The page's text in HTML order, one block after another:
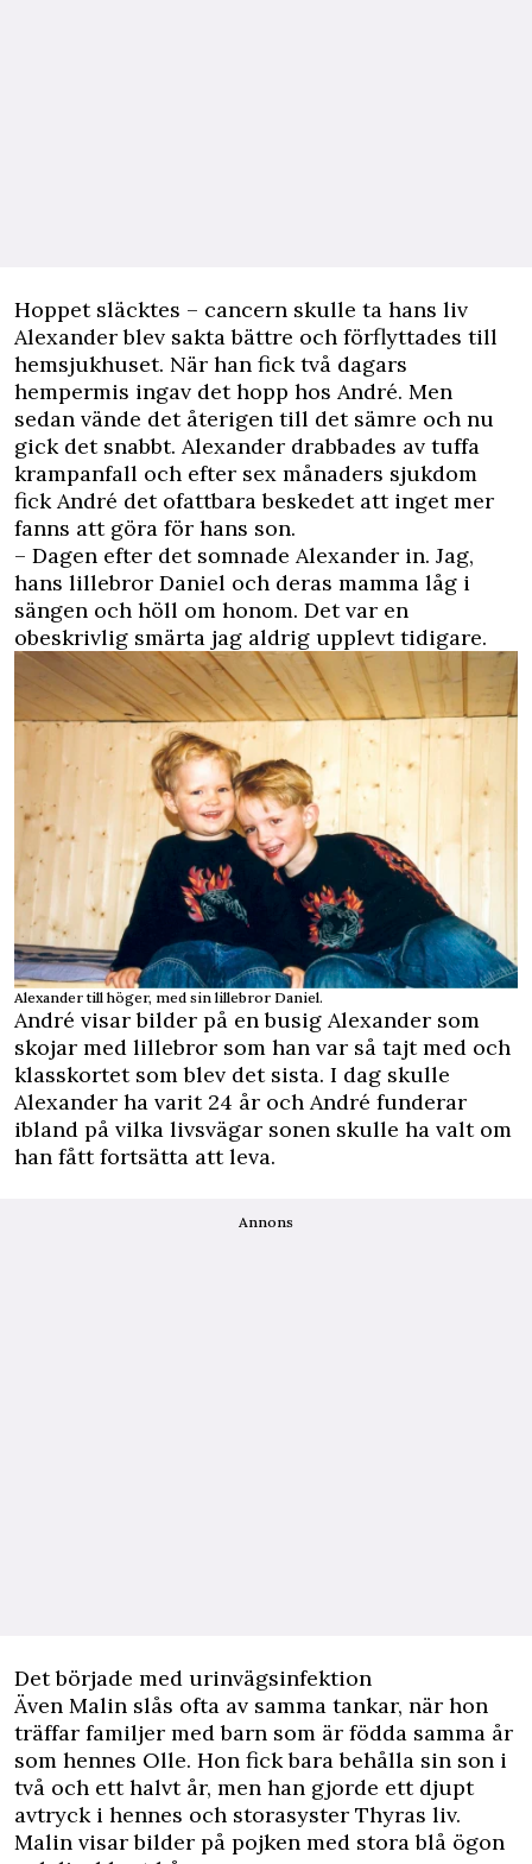
Hoppet släcktes – cancern skulle ta hans liv
Alexander blev sakta bättre och förflyttades till
hemsjukhuset. När han fick två dagars
hempermis ingav det hopp hos André. Men
sedan vände det återigen till det sämre och nu
gick det snabbt. Alexander drabbades av tuffa
krampanfall och efter sex månaders sjukdom
fick André det ofattbara beskedet att inget mer
fanns att göra för hans son.
– Dagen efter det somnade Alexander in. Jag,
hans lillebror Daniel och deras mamma låg i
sängen och höll om honom. Det var en
obeskrivlig smärta jag aldrig upplevt tidigare.
Alexander till höger, med sin lillebror Daniel.
André visar bilder på en busig Alexander som
skojar med lillebror som han var så tajt med och
klasskortet som blev det sista. I dag skulle
Alexander ha varit 24 år och André funderar
ibland på vilka livsvägar sonen skulle ha valt om
han fått fortsätta att leva.
Annons
Det började med urinvägsinfektion
Även Malin slås ofta av samma tankar, när hon
träffar familjer med barn som är födda samma år
som hennes Olle. Hon fick bara behålla sin son i
två och ett halvt år, men han gjorde ett djupt
avtryck i hennes och storasyster Thyras liv.
Malin visar bilder på pojken med stora blå ögon